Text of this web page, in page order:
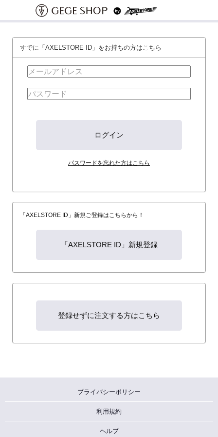
すでに「AXELSTORE ID」をお持ちの方はこちら
パスワードを忘れた方はこちら
「AXELSTORE ID」新規ご登録はこちらから！